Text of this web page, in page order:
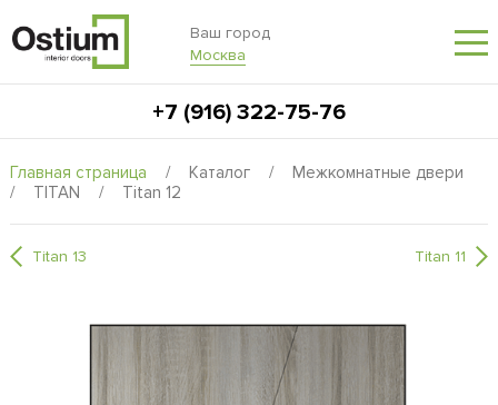
Ваш город
Москва
+7 (916) 322-75-76
Главная страница / Каталог /
Межкомнатные двери
/
TITAN / Titan 12
Titan 13 Titan 11